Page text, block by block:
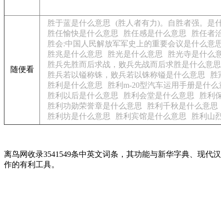
随便看
胜于蓝是什么意思
(胜人者有力)。自胜者强。是
胜任愉快是什么意思
胜任感是什么意思
胜任者
胜会:中国人民解放军军史上的重要会议是什么意
胜兆是什么意思
胜光是什么意思
胜光寺是什么
胜兵先胜而后求战，败兵先战而后求胜是什么意思
胜兵若以镒称铢，败兵若以铢称镒是什么意思
胜
胜利是什么意思
胜利m-20型汽车运用手册是什么
胜利以后是什么意思
胜利会堂是什么意思
胜利
胜利功勋荣誉章是什么意思
胜利千秋是什么意思
胜利坊是什么意思
胜利宾馆是什么意思 胜利山
离鸟网收录3541549条中英文词条，其功能与新华字典、现
作的有利工具。